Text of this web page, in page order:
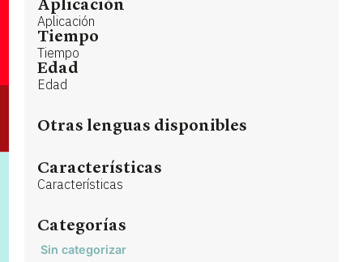
Aplicación
Aplicación
Tiempo
Tiempo
Edad
Edad
Otras lenguas disponibles
Características
Características
Categorías
Sin categorizar